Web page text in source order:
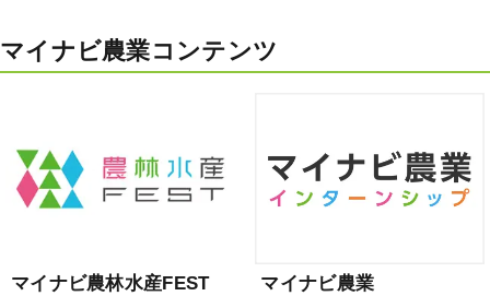
マイナビ農業コンテンツ
マイナビ農林水産FEST
マイナビ農業